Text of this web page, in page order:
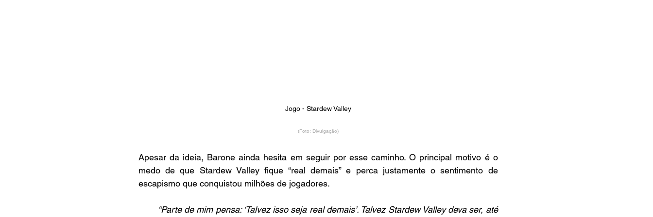
Jogo - Stardew Valley
(Foto: Divulgação)
Apesar da ideia, Barone ainda hesita em seguir por esse caminho. O principal motivo é o
medo de que Stardew Valley fique “real demais” e perca justamente o sentimento de
escapismo que conquistou milhões de jogadores.
“Parte de mim pensa: ‘Talvez isso seja real demais’. Talvez Stardew Valley deva ser, até